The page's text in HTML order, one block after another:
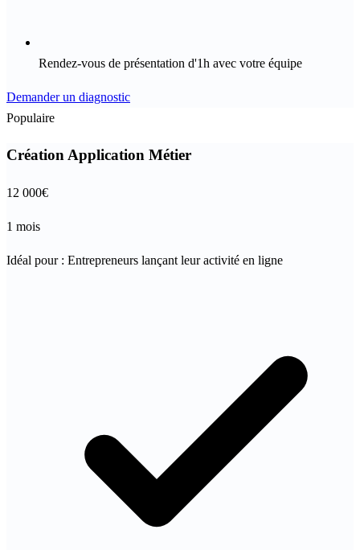
Rendez-vous de présentation d'1h avec votre équipe
Demander un diagnostic
Populaire
Création Application Métier
12 000€
1 mois
Idéal pour : Entrepreneurs lançant leur activité en ligne